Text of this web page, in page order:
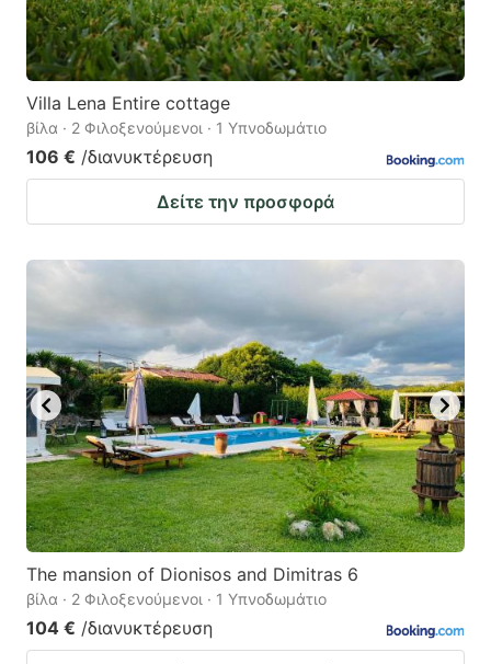
Villa Lena Entire cottage
βίλα · 2 Φιλοξενούμενοι · 1 Υπνοδωμάτιο
106 € /διανυκτέρευση
Δείτε την προσφορά
The mansion of Dionisos and Dimitras 6
βίλα · 2 Φιλοξενούμενοι · 1 Υπνοδωμάτιο
104 € /διανυκτέρευση